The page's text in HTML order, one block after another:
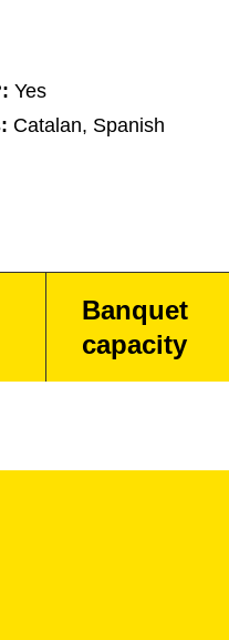
Yes
Catalan, Spanish
Banquet
capacity